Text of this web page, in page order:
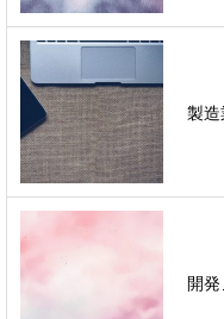
製
開